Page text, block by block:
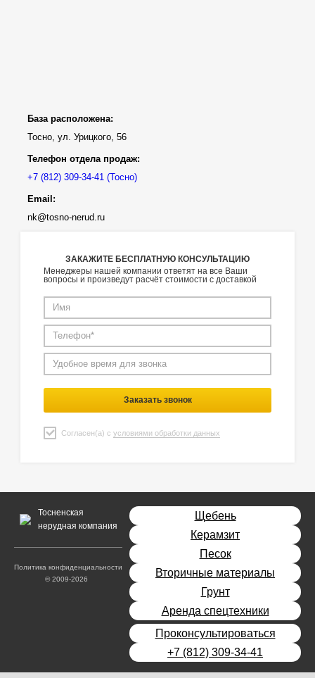
База расположена:
Тосно, ул. Урицкого, 56
Телефон отдела продаж:
(Тосно)
Email:
nk@tosno-nerud.ru
ЗАКАЖИТЕ БЕСПЛАТНУЮ КОНСУЛЬТАЦИЮ
Менеджеры нашей компании ответят на все Ваши
вопросы и произведут расчёт стоимости с доставкой
Заказать звонок
Согласен(а) с условиями обработки данных
Тосненская
нерудная компания
Политика конфиденциальности
© 2009-2026
Щебень
Керамзит
Песок
Вторичные материалы
Грунт
Аренда спецтехники
Проконсультироваться